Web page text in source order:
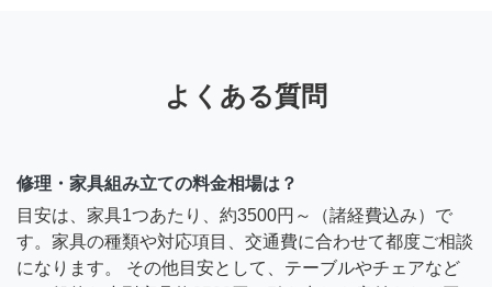
よくある質問
修理・家具組み立ての料金相場は？
目安は、家具1つあたり、約3500円～（諸経費込み）で
す。家具の種類や対応項目、交通費に合わせて都度ご相談
になります。 その他目安として、テーブルやチェアなど